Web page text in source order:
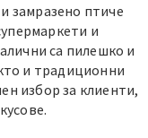
замразено птиче
и
са пилешко и
и традиционни
избор за клиенти,